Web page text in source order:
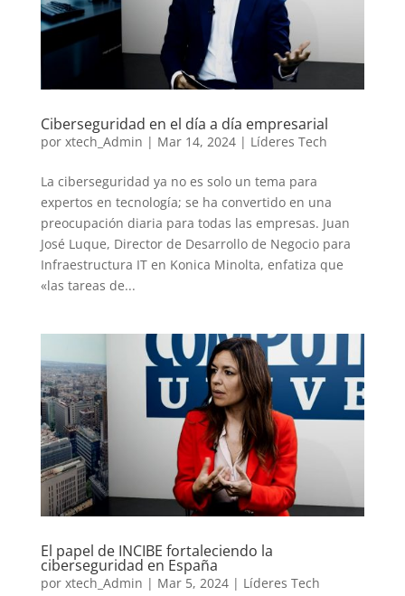
Ciberseguridad en el día a día empresarial
por xtech_Admin | Mar 14, 2024| Líderes Tech
La ciberseguridad ya no es solo un tema para
expertos en tecnología; se ha convertido en una
preocupación diaria para todas las empresas. Juan
José Luque, Director de Desarrollo de Negocio para
Infraestructura IT en Konica Minolta, enfatiza que
«las tareas de...
El papel de INCIBE fortaleciendo la
ciberseguridad en España
por xtech_Admin | Mar 5, 2024| Líderes Tech